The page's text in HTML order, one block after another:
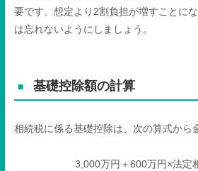
要です。想定より 2割負担が増すことに
は忘れないようにしましょう。
基礎控除額の計算
相続税に係る基礎控除は、次の算式から
3,000万円＋600万円×法定